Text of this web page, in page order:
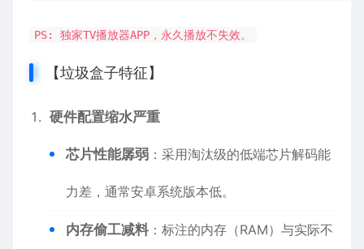
PS: 独家TV播放器APP，永久播放不失效。
【垃圾盒子特征】
硬件配置缩水严重
芯片性能孱弱 ：采用淘汰级的低端芯片解码能
力差，通常安卓系统版本低。
内存偷工减料：标注的内存（RAM）与实际不